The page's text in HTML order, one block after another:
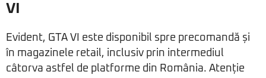
VI
Evident, GTA VI este disponibil spre precomandă și
în magazinele retail, inclusiv prin intermediul
câtorva astfel de platforme din România. Atenție